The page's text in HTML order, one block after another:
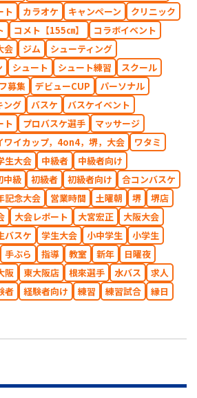
ト カラオケ キャンペーン
クリニック
コメト【155㎝】
コラボイベント
会 ジム
シューティング
シュート シュート練習
スクール
募集 デビューCUP
パーソナル
ング バスケ
バスケイベント
ト プロバスケ選手
マッサージ
ワイカップ，4on4，堺，大会
ワタミ
生大会 中級者
中級者向け
中級 初級者 初級者向け
合コンバスケ
記念大会 営業時間 土曜朝 堺
堺店
大会レポート 大宮宏正
大阪大会
バスケ 学生大会 小中学生
小学生
手ぶら 指導 教室 新年
日曜夜
阪 東大阪店 根來選手 水バス
求人
者 経験者向け 練習 練習試合
縁日